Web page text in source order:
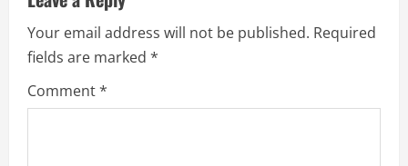
e
R
e
Your email address will not be published. Required
fields are marked *
Comment*